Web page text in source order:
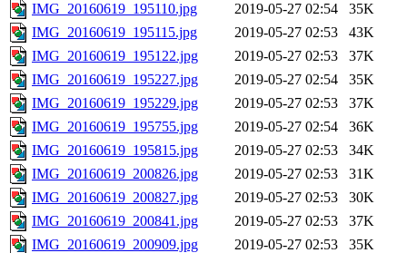
IMG_20160619_195110.jpg
2019-05-27 02:54
35K
IMG_20160619_195115.jpg
2019-05-27 02:53
43K
IMG_20160619_195122.jpg
2019-05-27 02:53
37K
IMG_20160619_195227.jpg
2019-05-27 02:54
35K
IMG_20160619_195229.jpg
2019-05-27 02:53
37K
IMG_20160619_195755.jpg
2019-05-27 02:54
36K
IMG_20160619_195815.jpg
2019-05-27 02:53
34K
IMG_20160619_200826.jpg
2019-05-27 02:53
31K
IMG_20160619_200827.jpg
2019-05-27 02:53
30K
IMG_20160619_200841.jpg
2019-05-27 02:53
37K
IMG_20160619_200909.jpg
2019-05-27 02:53
35K